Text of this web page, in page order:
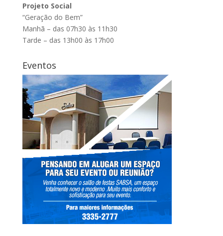
Projeto Social
“Geração do Bem”
Manhã – das 07h30 às 11h30
Tarde – das 13h00 às 17h00
Eventos